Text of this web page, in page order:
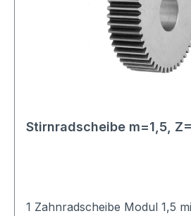
Stirnradscheibe m=1,5,
1 Zahnradscheibe Modul 1,5